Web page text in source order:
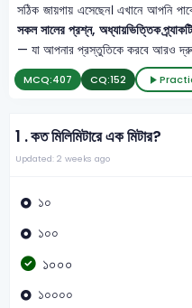
সঠিক জায়গায় এসেছেন। এখানে আপনি
সকল সালের প্রশ্ন, অধ্যায়ভিত্তিক
— যা আপনার প্রস্তুতিকে করবে আরও দ্রুত,
MCQ:407 CQ:152
1 .কত মিলিমিটারে এক মিটার?
Updated: 2 weeks ago
১০
১০০
১০০০
১০০০০